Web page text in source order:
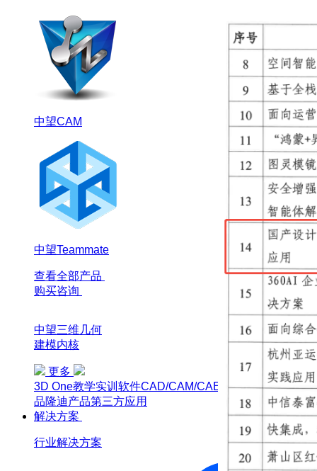
中望CAM
中望Teammate
查看全部产品
购买咨询
中望三维几何
建模内核
更多
3D One教学实训软件CAD/CAM/CAE软件教育版博超产
品隆迪产品第三方应用
解决方案
行业解决方案